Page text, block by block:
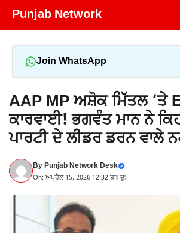
Skip
Punjab Network
Join WhatsApp
AAP MP ਅਸ਼ੋਕ ਮਿੱਤਲ ‘ਤੇ
ਕਾਰਵਾਈ! ਭਗਵੰਤ ਮਾਨ ਨੇ
ਪਾਰਟੀ ਦੇ ਲੀਡਰ ਡਰਨ ਵਾਲੇ
ByPunjab Network Desk
On: ਅਪ੍ਰੈਲ 15, 2026 12:32 ਬਾਃ ਦੁਃ